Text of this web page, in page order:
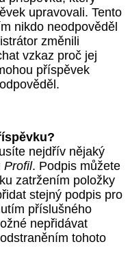
upravovali. Tento
nikdo neodpověděl
změnili
vzkaz proč jej
příspěvek
nejdřív nějaký
Profil. Podpis můžete
zatržením položky
stejný podpis pro
příslušného
nepřidávat
tohoto